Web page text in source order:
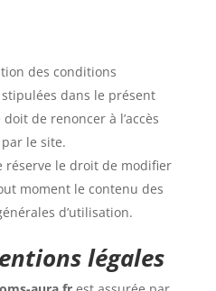
des conditions
dans le présent
de renoncer à l’accès
le site.
réserve le droit de modifier
moment le contenu des
d’utilisation.
légales